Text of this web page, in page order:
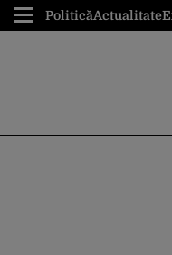
PoliticăActualitate